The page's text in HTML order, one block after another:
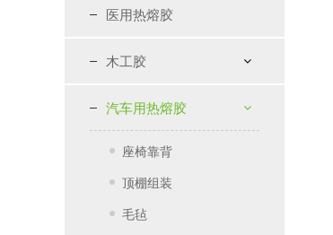
医用热熔胶
木工胶
汽车用热熔胶
座椅靠背
顶棚组装
毛毡